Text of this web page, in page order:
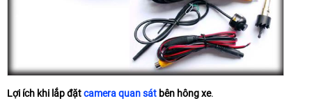
Lợi ích khi lắp đặtcamera quan sát bên hông xe.